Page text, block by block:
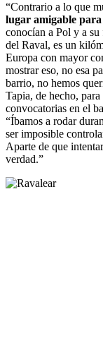
“Contrario a lo que
lugar amigable
conocían a Pol y a
del Raval, es un
Europa con mayor
mostrar eso, no esa
barrio, no hemos
Tapia, de hecho, para
convocatorias en el
“Íbamos a rodar
ser imposible
Aparte de que
verdad.”